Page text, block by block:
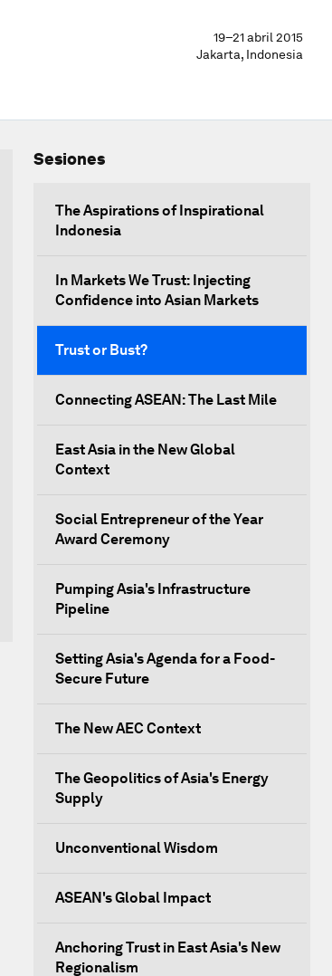
19–21 abril 2015
Jakarta, Indonesia
Sesiones
The Aspirations of Inspirational
Indonesia
In Markets We Trust: Injecting
Confidence into Asian Markets
Trust or Bust?
Connecting ASEAN: The Last Mile
East Asia in the New Global
Context
Social Entrepreneur of the Year
Award Ceremony
Pumping Asia's Infrastructure
Pipeline
Setting Asia's Agenda for a Food-
Secure Future
The New AEC Context
The Geopolitics of Asia's Energy
Supply
Unconventional Wisdom
ASEAN's Global Impact
Anchoring Trust in East Asia's New
Regionalism